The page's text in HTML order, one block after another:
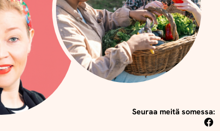
Seuraa meitä somessa: